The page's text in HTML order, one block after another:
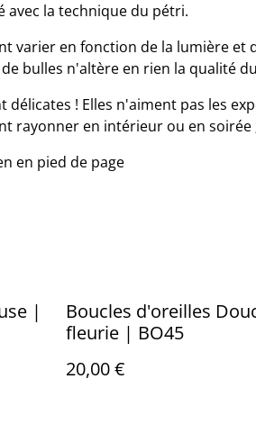
avec la technique du pétri.
varier en fonction de la lumière et
bulles n'altère en rien la qualité
! Elles n'aiment pas les
rayonner en intérieur ou en soirée
en pied de page
|
Boucles d'oreilles
fleurie | BO45
20,00 €